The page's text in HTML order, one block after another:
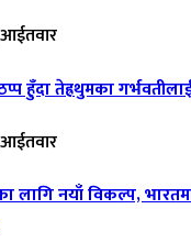
हुँदा तेह्रथुमका
लागि नयाँ विकल्प,